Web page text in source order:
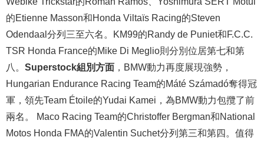
的Etienne Masson和Honda Viltaïs Racing的Steven
Odendaal分列三至六名。KM99的Randy de Puniet和F.C.C.
TSR Honda France的Mike Di Meglio則分別位居第七和第
八。 Superstock組別方面 ，BMW動力再度展現強勢，
Hungarian Endurance Racing Team的Máté Számadó奪得冠
軍，領先Team Étoile的Yudai Kamei，為BMW動力包攬了前
兩名。 Maco Racing Team的Christoffer Bergman和National
Motos Honda FMA的Valentin Suchet分列第三和第四。值得